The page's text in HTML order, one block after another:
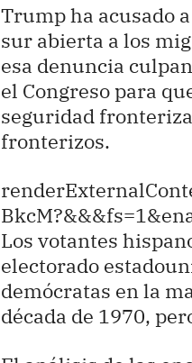
Trump ha acusado
sur abierta a los
esa denuncia
el Congreso para
seguridad
fronterizos.
Los votantes
electorado
demócratas en la
década de 1970,